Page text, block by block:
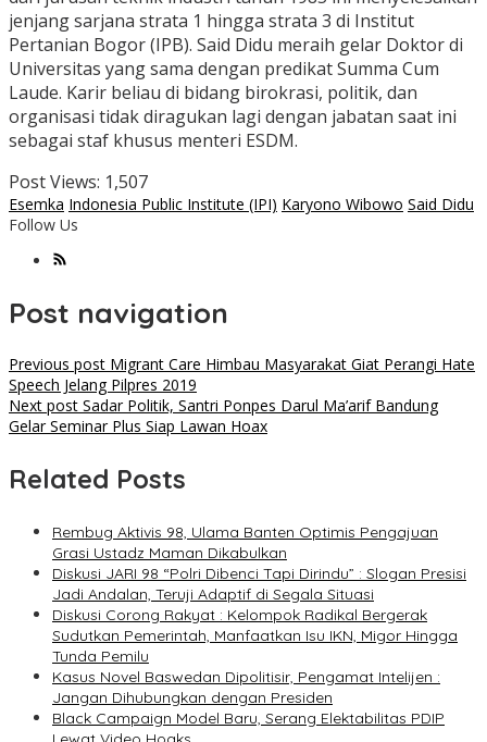
jenjang sarjana strata 1 hingga strata 3 di Institut
Pertanian Bogor (IPB). Said Didu meraih gelar Doktor di
Universitas yang sama dengan predikat Summa Cum
Laude. Karir beliau di bidang birokrasi, politik, dan
organisasi tidak diragukan lagi dengan jabatan saat ini
sebagai staf khusus menteri ESDM.
Post Views: 1,507
Esemka Indonesia Public Institute (IPI) Karyono Wibowo Said Didu
Follow Us
Post navigation
Previous post Migrant Care Himbau Masyarakat Giat Perangi Hate
Speech Jelang Pilpres 2019
Next post Sadar Politik, Santri Ponpes Darul Ma’arif Bandung
Gelar Seminar Plus Siap Lawan Hoax
Related Posts
Rembug Aktivis 98, Ulama Banten Optimis Pengajuan
Grasi Ustadz Maman Dikabulkan
Diskusi JARI 98 “Polri Dibenci Tapi Dirindu” : Slogan Presisi
Jadi Andalan, Teruji Adaptif di Segala Situasi
Diskusi Corong Rakyat : Kelompok Radikal Bergerak
Sudutkan Pemerintah, Manfaatkan Isu IKN, Migor Hingga
Tunda Pemilu
Kasus Novel Baswedan Dipolitisir, Pengamat Intelijen :
Jangan Dihubungkan dengan Presiden
Black Campaign Model Baru, Serang Elektabilitas PDIP